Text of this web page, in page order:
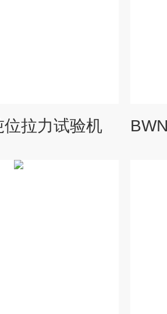
位拉力试验机